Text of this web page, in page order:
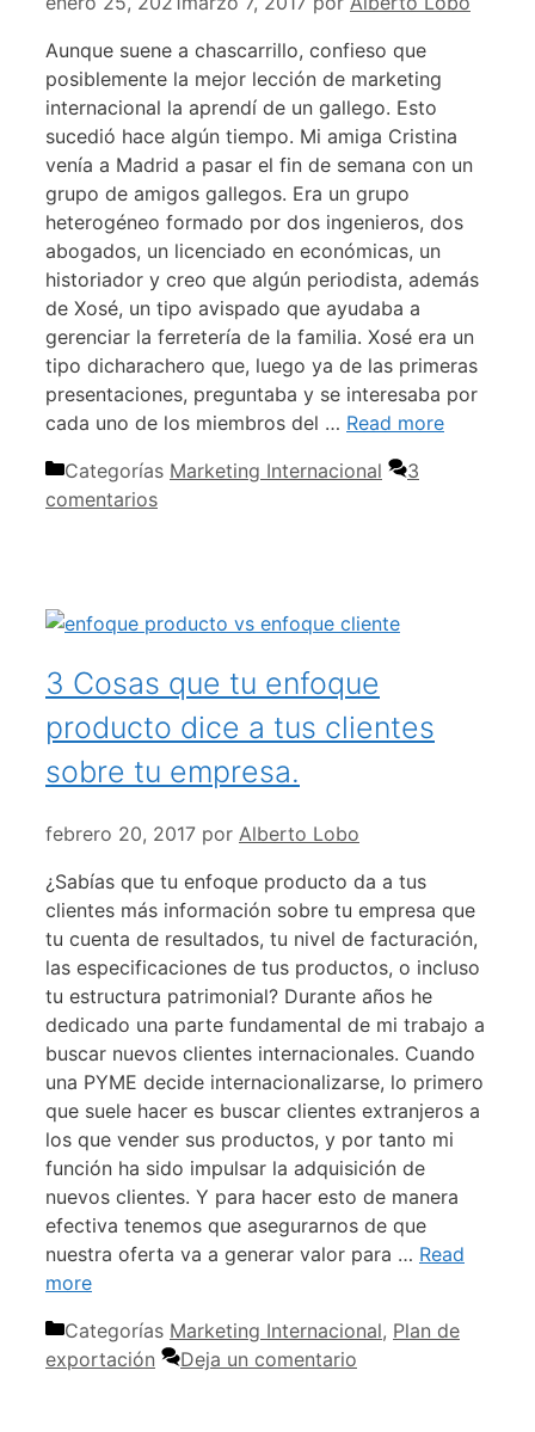
Aunque suene a chascarrillo, confieso que
posiblemente la mejor lección de marketing
internacional la aprendí de un gallego. Esto
sucedió hace algún tiempo. Mi amiga Cristina
venía a Madrid a pasar el fin de semana con un
grupo de amigos gallegos. Era un grupo
heterogéneo formado por dos ingenieros, dos
abogados, un licenciado en económicas, un
historiador y creo que algún periodista, además
de Xosé, un tipo avispado que ayudaba a
gerenciar la ferretería de la familia. Xosé era un
tipo dicharachero que, luego ya de las primeras
presentaciones, preguntaba y se interesaba por
cada uno de los miembros del … Read more
Categorías Marketing Internacional
3
comentarios
3 Cosas que tu enfoque
producto dice a tus clientes
sobre tu empresa.
febrero 20, 2017 por Alberto Lobo
¿Sabías que tu enfoque producto da a tus
clientes más información sobre tu empresa que
tu cuenta de resultados, tu nivel de facturación,
las especificaciones de tus productos, o incluso
tu estructura patrimonial? Durante años he
dedicado una parte fundamental de mi trabajo a
buscar nuevos clientes internacionales. Cuando
una PYME decide internacionalizarse, lo primero
que suele hacer es buscar clientes extranjeros a
los que vender sus productos, y por tanto mi
función ha sido impulsar la adquisición de
nuevos clientes. Y para hacer esto de manera
efectiva tenemos que asegurarnos de que
nuestra oferta va a generar valor para … Read
more
Categorías Marketing Internacional, Plan de
exportación
Deja un comentario